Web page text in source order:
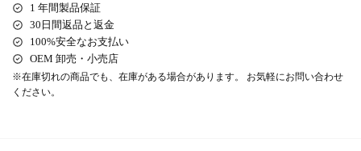
1 年間製品保証
30日間返品と返金
100%安全なお支払い
OEM 卸売・小売店
※在庫切れの商品でも、在庫がある場合があります。 お気軽にお問い合わせ
ください。